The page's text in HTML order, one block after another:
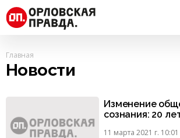
Главная
Новости
Изменение
сознания: 20
11 марта 2021 г. 10:01